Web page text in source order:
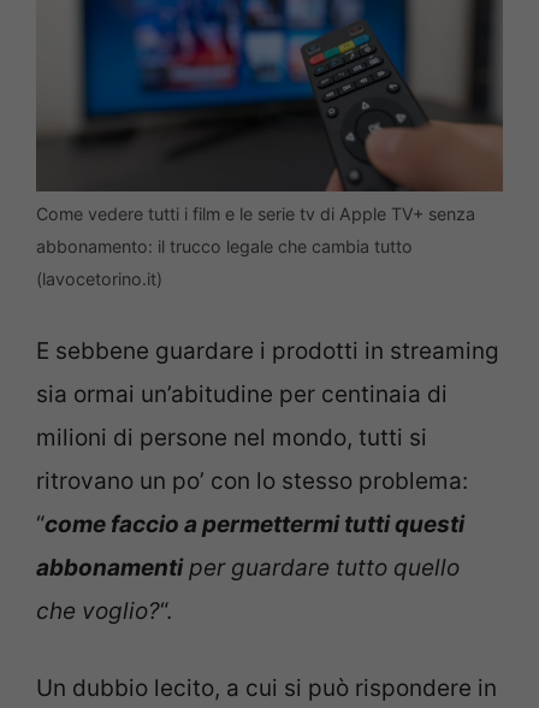
Come vedere tutti i film e le serie tv di Apple TV+ senza
abbonamento: il trucco legale che cambia tutto
(lavocetorino.it)
E sebbene guardare i prodotti in streaming
sia ormai un’abitudine per centinaia di
milioni di persone nel mondo, tutti si
ritrovano un po’ con lo stesso problema:
“come faccio a permettermi tutti questi
abbonamentiper guardare tutto quello
che voglio?“.
Un dubbio lecito, a cui si può rispondere in